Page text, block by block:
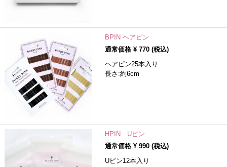
BPIN ヘアピン
通常価格 ¥ 770(税込)
ヘアピン25本入り
長さ:約6cm
HPIN Uピン
通常価格 ¥ 990(税込)
Uピン12本入り